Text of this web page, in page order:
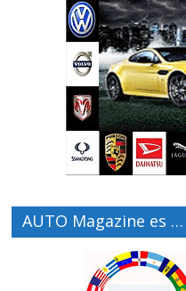
AUTO Magazine es …